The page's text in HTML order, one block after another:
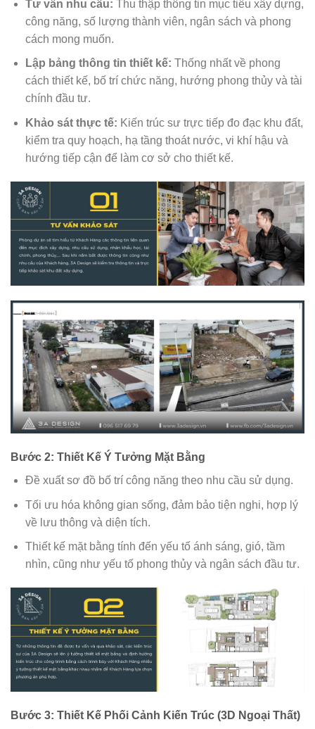
Tư vấn nhu cầu: Thu thập thông tin mục tiêu xây dựng,
công năng, số lượng thành viên, ngân sách và phong
cách mong muốn.
Lập bảng thông tin thiết kế: Thống nhất về phong
cách thiết kế, bố trí chức năng, hướng phong thủy và tài
chính đầu tư.
Khảo sát thực tế: Kiến trúc sư trực tiếp đo đạc khu đất,
kiểm tra quy hoạch, hạ tầng thoát nước, vi khí hậu và
hướng tiếp cận để làm cơ sở cho thiết kế.
Bước 2: Thiết Kế Ý Tưởng Mặt Bằng
Đề xuất sơ đồ bố trí công năng theo nhu cầu sử dụng.
Tối ưu hóa không gian sống, đảm bảo tiện nghi, hợp lý
về lưu thông và diện tích.
Thiết kế mặt bằng tính đến yếu tố ánh sáng, gió, tầm
nhìn, cũng như yếu tố phong thủy và ngân sách đầu tư.
Bước 3: Thiết Kế Phối Cảnh Kiến Trúc (3D Ngoại Thất)